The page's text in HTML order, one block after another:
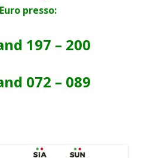
presso:
197 – 200
072 – 089